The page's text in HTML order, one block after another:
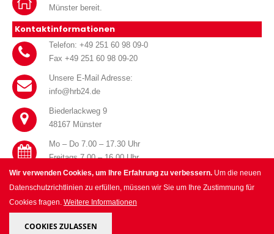
Wir verwenden Cookies, um Ihre Erfahrung zu verbessern. Um die neuen
Datenschutzrichtlinien zu erfüllen, müssen wir Sie um Ihre Zustimmung für
Cookies fragen. Weitere Informationen
COOKIES ZULASSEN
Münster bereit.
Kontaktinformationen
Telefon: +49 251 60 98 09-0
Fax +49 251 60 98 09-20
Unsere E-Mail Adresse:
info@hrb24.de
Biederlackweg 9
48167 Münster
Mo – Do 7.00 – 17.30 Uhr
Freitags 7.00 – 16.00 Uhr